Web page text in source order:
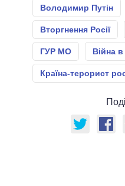
Володимир Путін
Вторгнення Росії
ГУР МО Війна в
Країна-терорист